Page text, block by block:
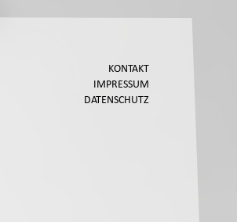
KONTAKT
IMPRESSUM
DATENSCHUTZ